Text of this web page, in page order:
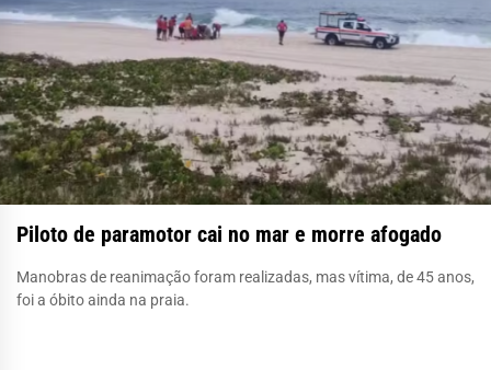
Piloto de paramotor cai no mar e morre afogado
Manobras de reanimação foram realizadas, mas vítima, de 45 anos,
foi a óbito ainda na praia.